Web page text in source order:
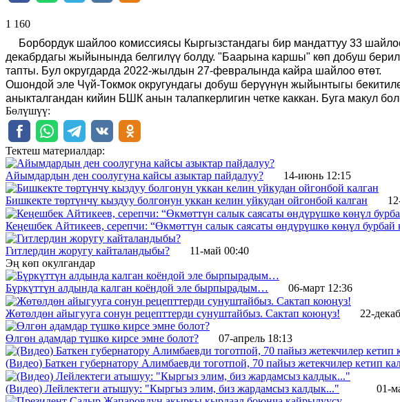
1 160 ᠌ ᠌ ᠌ ᠌᠌ ᠌ ᠌᠌
Борбордук шайлоо комиссиясы Кыргызстандагы бир мандаттуу 33
декабрдагы жыйынында белгилүү болду. "Баарына каршы" көп добуш
тапты. Бул округдарда 2022-жылдын 27-февралында кайра шайлоо өтөт.
Ошондой эле Чүй-Токмок округундагы добуш берүүнүн жыйынтыгы
аныкталгандан кийин БШК анын талапкерлигин четке каккан. Буга макул
Бөлүшүү:
Тектеш материалдар:
Айымдардын ден соолугуна кайсы азыктар пайдалуу? 14-июнь 12:15
Бишкекте төртүнчү кыздуу болгонун уккан келин уйкудан ойгонбой калган
Кеңешбек Айтикеев, серепчи: “Өкмөттүн салык саясаты өндүрүшкө көңүл бурбай
Гитлердин жоругу кайталандыбы?
11-май 00:40
Эң көп окулгандар
Бүркүттүн алдында калган коёндой эле бырпырадым… 06-март 12:36
Жөтөлдөн айыгууга сонун рецепттерди сунуштайбыз. Сактап коюңуз! 22-
Өлгөн адамдар түшкө кирсе эмне болот? 07-апрель 18:13
(Видео) Баткен губернатору Алимбаевди тоготпой, 70 пайыз жетекчилер кетип
(Видео) Лейлектеги атышуу: "Кыргыз элим, биз жардамсыз калдык..." 01-